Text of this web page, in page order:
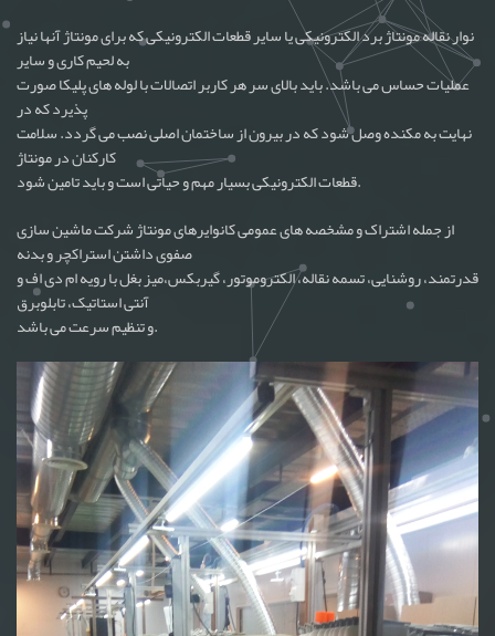
نوار نقاله مونتاژ برد الکترونیکی یا سایر قطعات الکترونیکی که برای مونتاژ آنها نیاز
به لحیم کاری و سایر
عملیات حساس می باشد. باید بالای سر هر کاربر اتصالات با لوله های پلیکا صورت
پذیرد که در
نهایت به مکنده وصل شود که در بیرون از ساختمان اصلی نصب می گردد. سلامت
کارکنان در مونتاژ
قطعات الکترونیکی بسیار مهم و حیاتی است و باید تامین شود.
از جمله اشتراک و مشخصه های عمومی کانوایرهای مونتاژ شرکت ماشین سازی
صفوی داشتن استراکچر و بدنه
قدرتمند، روشنایی، تسمه نقاله، الکتروموتور، گیربکس،میز بغل با رویه ام دی اف و
آنتی استاتیک، تابلوبرق
و تنظیم سرعت می باشد.